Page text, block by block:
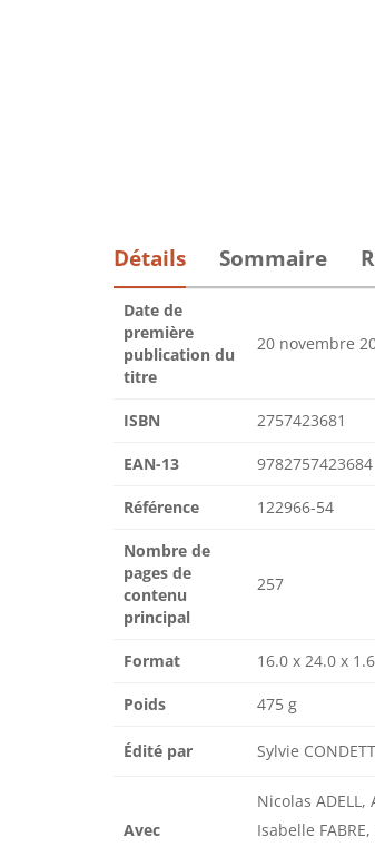
Détails Sommaire
Date de
première
publication du
titre
20 novembre
ISBN 2757423681
EAN-13 9782757423684
Référence 122966-54
Nombre de
pages de
contenu
principal
257
Format 16.0 x 24.0 x
Poids 475 g
Édité par Sylvie
Avec
Nicolas ADELL,
Isabelle